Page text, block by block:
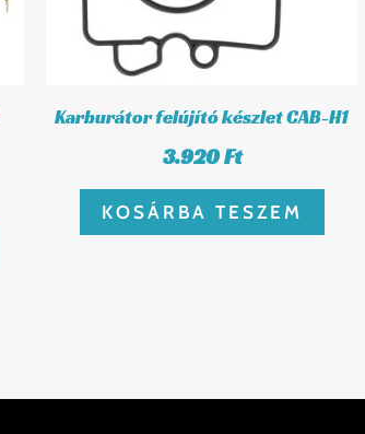
Karburátor felújító készlet CAB-H1
3.920Ft
KOSÁRBA TESZEM